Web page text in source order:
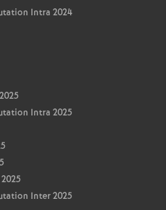
Intra 2024
Intra 2025
Inter 2025